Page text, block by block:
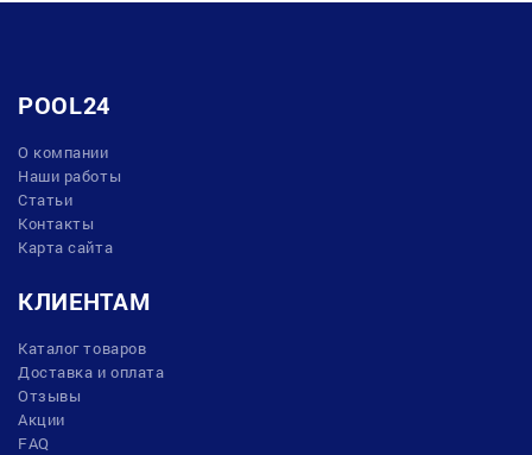
POOL24
О компании
Наши работы
Статьи
Контакты
Карта сайта
КЛИЕНТАМ
Каталог товаров
Доставка и оплата
Отзывы
Акции
FAQ